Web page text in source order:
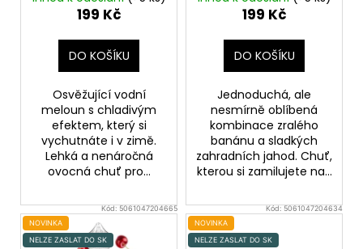
199 Kč
DO KOŠÍKU
Osvěžující vodní
meloun s chladivým
efektem, který si
vychutnáte i v zimě.
Lehká a nenáročná
ovocná chuť pro...
199 Kč
DO KOŠÍKU
Jednoduchá, ale
nesmírně oblíbená
kombinace zralého
banánu a sladkých
zahradních jahod. Chuť,
kterou si zamilujete na...
Kód: 5061047204665
NOVINKA
NELZE ZASLAT DO SK
Kód: 5061047204634
NOVINKA
NELZE ZASLAT DO SK